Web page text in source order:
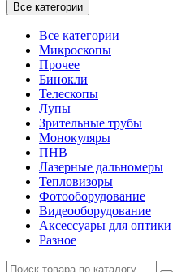
Все категории
Все категории
Микроскопы
Прочее
Бинокли
Телескопы
Лупы
Зрительные трубы
Монокуляры
ПНВ
Лазерные дальномеры
Тепловизоры
Фотооборудование
Видеооборудование
Аксессуары для оптики
Разное